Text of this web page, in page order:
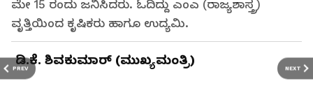
PREV NEXT
ಮೇ 15 ರಂದು ಜನಿಸಿದರು. ಓದಿದ್ದು ಎಂಎ (ರಾಜ್ಯಶಾಸ್ತ್ರ)
ವೃತ್ತಿಯಿಂದ ಕೃಷಿಕರು ಹಾಗೂ ಉದ್ಯಮಿ.
ಡಿ.ಕೆ. ಶಿವಕುಮಾರ್‌ (ಮುಖ್ಯಮಂತ್ರಿ)